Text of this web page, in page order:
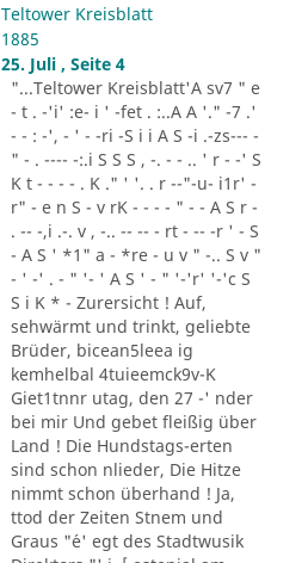
Teltower Kreisblatt
1885
25. Juli , Seite 4
"...Teltower Kreisblatt'A sv7 " e
- t . -'i' :e- i ' -fet . :..A A '." -7 .'
- - : -', - ' - -ri -S i i A S -i .-zs--- -
" - . ---- -:.i S S S , -. - - .. ' r - -' S
K t - - - - . K ." ' '. . r --"-u- i1r' -
r" - e n S - v rK - - - - " - - A S r -
. -- -,i .-. v , -.. -- -- - rt - -- -r ' - S
- A S ' *1" a - *re - u v " -.. S v "
- ' -' . - " '- ' A S ' - " '-'r' '-'c S
S i K * - Zurersicht ! Auf,
sehwärmt und trinkt, geliebte
Brüder, bicean5leea ig
kemhelbal 4tuieemck9v-K
Giet1tnnr utag, den 27 -' nder
bei mir Und gebet fleißig über
Land ! Die Hundstags-erten
sind schon nlieder, Die Hitze
nimmt schon überhand ! Ja,
ttod der Zeiten Stnem und
Graus "´e' egt des Stadtwusik